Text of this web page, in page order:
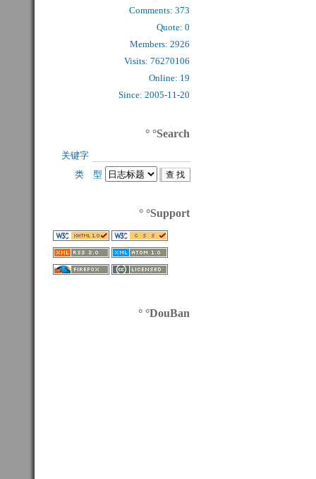
Comments: 373
Quote: 0
Members: 2926
Visits: 76270106
Online: 19
Since: 2005-11-20
° °Search
关键字
类 型
° °Support
° °DouBan